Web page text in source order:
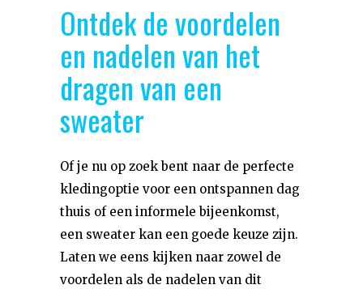
Ontdek de voordelen
en nadelen van het
dragen van een
sweater
Of je nu op zoek bent naar de perfecte
kledingoptie voor een ontspannen dag
thuis of een informele bijeenkomst,
een sweater kan een goede keuze zijn.
Laten we eens kijken naar zowel de
voordelen als de nadelen van dit